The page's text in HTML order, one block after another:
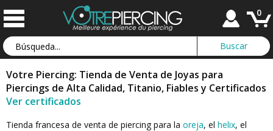
0
Votre Piercing: Tienda de Venta de Joyas para
Piercings de Alta Calidad, Titanio, Fiables y Certificados
Ver certificados
Tienda francesa de venta de piercing para la oreja, el helix, el